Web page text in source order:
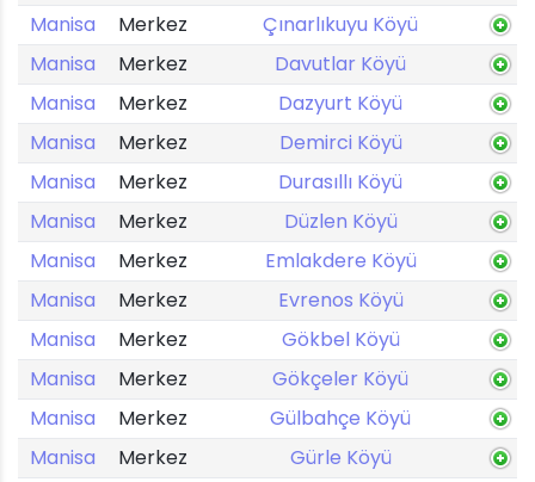
Manisa
Merkez
Çınarlıkuyu Köyü
Manisa
Merkez
Davutlar Köyü
Manisa
Merkez
Dazyurt Köyü
Manisa
Merkez
Demirci Köyü
Manisa
Merkez
Durasıllı Köyü
Manisa
Merkez
Düzlen Köyü
Manisa
Merkez
Emlakdere Köyü
Manisa
Merkez
Evrenos Köyü
Manisa
Merkez
Gökbel Köyü
Manisa
Merkez
Gökçeler Köyü
Manisa
Merkez
Gülbahçe Köyü
Manisa
Merkez
Gürle Köyü